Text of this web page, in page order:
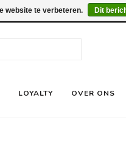
LOYALTY OVER ONS
website te verbeteren. Dit